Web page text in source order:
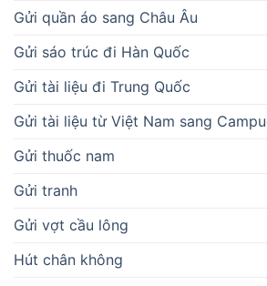
Gửi quần áo sang Châu Âu
Gửi sáo trúc đi Hàn Quốc
Gửi tài liệu đi Trung Quốc
Gửi tài liệu từ Việt Nam sang
Gửi thuốc nam
Gửi tranh
Gửi vợt cầu lông
Hút chân không